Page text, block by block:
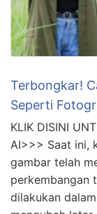
Terbongkar!
Seperti
KLIK DISINI
AI>>> Saat ini,
gambar telah
perkembangan
dilakukan